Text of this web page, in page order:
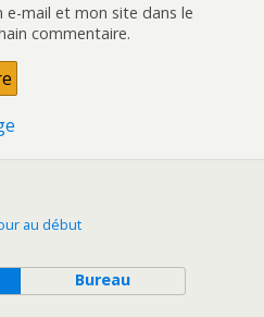
mail et mon site dans le
commentaire.
au début
Bureau